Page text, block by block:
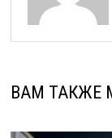
ВАМ ТАКЖЕ